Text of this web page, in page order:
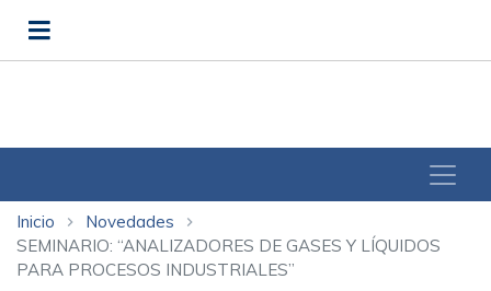
Inicio chevron_right Novedades chevron_right
SEMINARIO: “ANALIZADORES DE GASES Y LÍQUIDOS
PARA PROCESOS INDUSTRIALES”